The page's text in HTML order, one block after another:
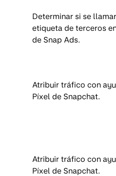
Determinar si se
etiqueta de terceros
de Snap Ads.
Atribuir tráfico con
Píxel de Snapchat.
Atribuir tráfico con
Píxel de Snapchat.